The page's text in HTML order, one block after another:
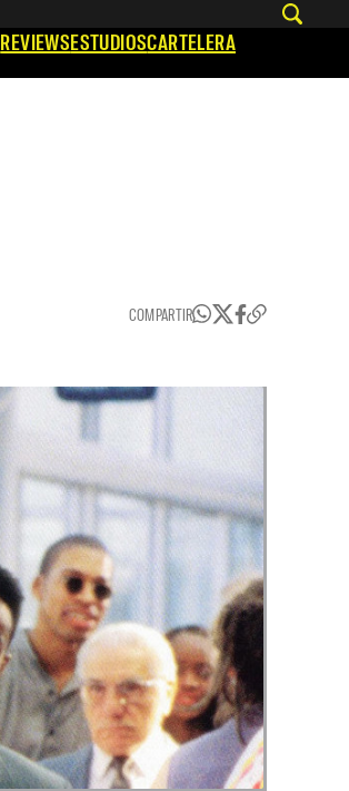
REVIEWSESTUDIOSCARTELERA
COMPARTIR